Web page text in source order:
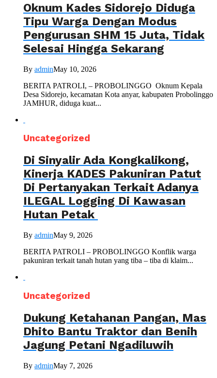
Oknum Kades Sidorejo Diduga
Tipu Warga Dengan Modus
Pengurusan SHM 15 Juta, Tidak
Selesai Hingga Sekarang
By adminMay 10, 2026
BERITA PATROLI, – PROBOLINGGO Oknum Kepala
Desa Sidorejo, kecamatan Kota anyar, kabupaten Probolinggo
JAMHUR, diduga kuat...
Uncategorized
Di Sinyalir Ada Kongkalikong,
Kinerja KADES Pakuniran Patut
Di Pertanyakan Terkait Adanya
ILEGAL Logging Di Kawasan
Hutan Petak
By adminMay 9, 2026
BERITA PATROLI – PROBOLINGGO Konflik warga
pakuniran terkait tanah hutan yang tiba – tiba di klaim...
Uncategorized
Dukung Ketahanan Pangan, Mas
Dhito Bantu Traktor dan Benih
Jagung Petani Ngadiluwih
By adminMay 7, 2026